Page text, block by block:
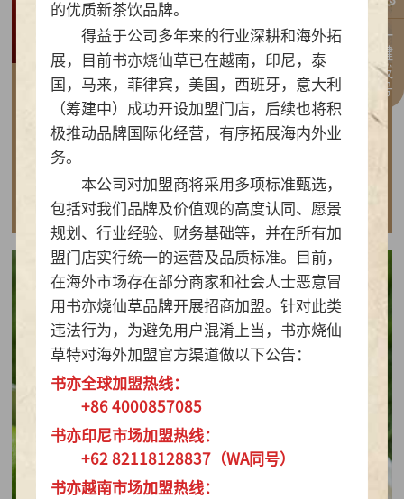
一键拨号
2026-07-30
做实亲民茶饮！书亦烧仙草以“有料品类之王”拿
下2026新茶饮TOP10
查看详情
的优质新茶饮品牌。
得益于公司多年来的行业深耕和海外拓
展，目前书亦烧仙草已在越南，印尼，泰
国，马来，菲律宾，美国，西班牙，意大利
（筹建中）成功开设加盟门店，后续也将积
极推动品牌国际化经营，有序拓展海内外业
务。
本公司对加盟商将采用多项标准甄选，
包括对我们品牌及价值观的高度认同、愿景
规划、行业经验、财务基础等，并在所有加
盟门店实行统一的运营及品质标准。目前，
在海外市场存在部分商家和社会人士恶意冒
用书亦烧仙草品牌开展招商加盟。针对此类
违法行为，为避免用户混淆上当，书亦烧仙
草特对海外加盟官方渠道做以下公告：
书亦全球加盟热线：
+86 4000857085
书亦印尼市场加盟热线：
+62 82118128837（WA同号）
书亦越南市场加盟热线：